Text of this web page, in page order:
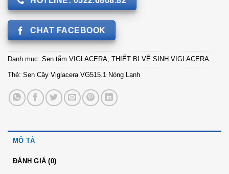
CHAT FACEBOOK
Danh mục: Sen tắm VIGLACERA THIẾT BỊ VỆ SINH VIGLACERA
Thẻ: Sen Cây Viglacera VG515.1 Nóng Lạnh
MÔ TẢ
ĐÁNH GIÁ (0)